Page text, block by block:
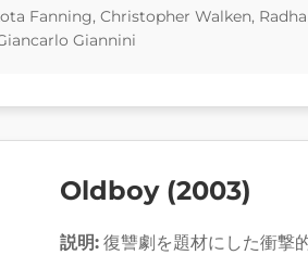
Fanning, Christopher Walken, Radha
Giannini
Oldboy (2003)
説明: 復讐劇を題材にした衝撃